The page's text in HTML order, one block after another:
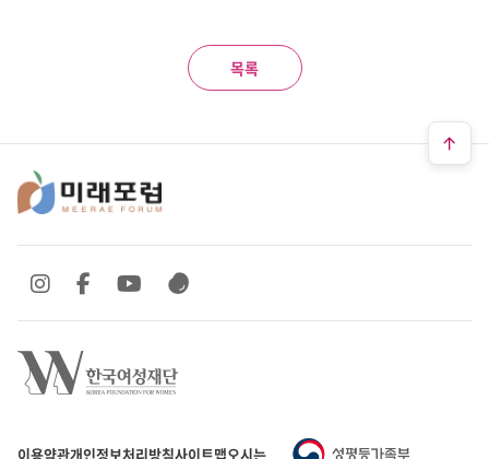
목록
이용약관개인정보처리방침사이트맵오시는 길
SNS 바로가기
SNS 바로가기SNS 바로가기
SNS 바로가기